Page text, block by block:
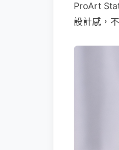
ProArt
設計感，